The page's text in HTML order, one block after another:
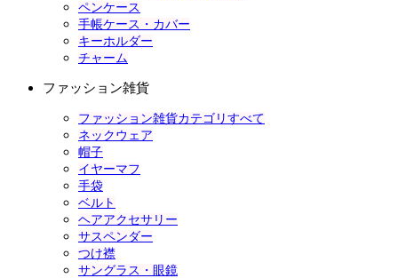
ペンケース
手帳ケース・カバー
キーホルダー
チャーム
ファッション雑貨
ファッション雑貨カテゴリすべて
ネックウェア
帽子
イヤーマフ
手袋
ベルト
ヘアアクセサリー
サスペンダー
つけ襟
サングラス・眼鏡